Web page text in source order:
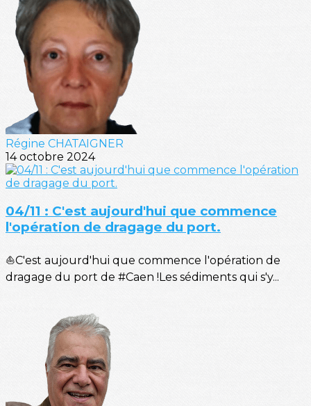
Régine CHATAIGNER
14 octobre 2024
04/11 : C'est aujourd'hui que commence
l'opération de dragage du port.
⛵C'est aujourd'hui que commence l'opération de
dragage du port de #Caen !Les sédiments qui s'y...